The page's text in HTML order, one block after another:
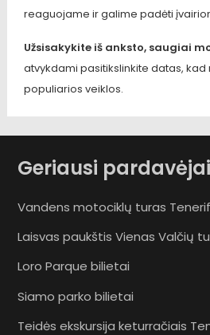
reaguojame ir galime padėti
Užsisakykite iš anksto, saugiai
atvykdami pasitikslinkite datas,
populiarios veiklos.
Geriausi pardavėjai
Vandens motociklų turas
Laisvas paukštis Vienas Valčių
Loro Parque bilietai
Siamo parko bilietai
Teidės ekskursija keturračiais